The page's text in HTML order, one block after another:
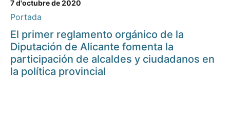
7 d'octubre de 2020
Portada
El primer reglamento orgánico de la
Diputación de Alicante fomenta la
participación de alcaldes y ciudadanos en
la política provincial